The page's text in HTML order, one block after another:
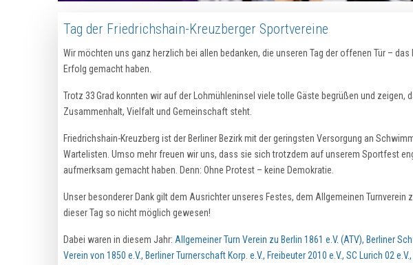
Tag der Friedrichshain-Kreuzberger Sportvereine
Wir möchten uns ganz herzlich bei allen bedanken, die unseren Tag der offenen Tür –
Erfolg gemacht haben.
Trotz 33 Grad konnten wir auf der Lohmühleninsel viele tolle Gäste begrüßen und
Zusammenhalt, Vielfalt und Gemeinschaft steht.
Friedrichshain-Kreuzberg ist der Berliner Bezirk mit der geringsten Versorgung an
Wartelisten. Umso mehr freuen wir uns, dass sie sich trotzdem auf unserem Sportfest
aufmerksam gemacht haben. Denn: Ohne Protest – keine Demokratie.
Unser besonderer Dank gilt dem Ausrichter unseres Festes, dem Allgemeinen Turnverein
dieser Tag so nicht möglich gewesen!
Dabei waren in diesem Jahr: Allgemeiner Turn Verein zu Berlin 1861 e.V. (ATV), Berliner
Verein von 1850 e.V., Berliner Turnerschaft Korp. e.V., Freibeuter 2010 e.V., SC Lurich 02 e.V.,